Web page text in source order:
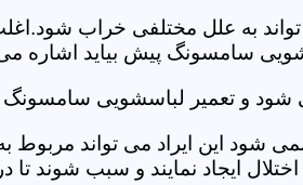
به علل مختلفی خراب شود.اغلب
سامسونگ پیش بیاید اشاره می
و تعمیر لباسشویی سامسونگ
شود این ایراد می تواند مربوط
ایجاد نمایند و سبب شوند تا